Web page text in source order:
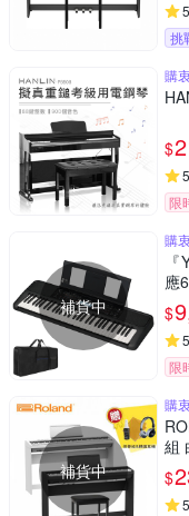
5
挑
購
$
5
限
補貨中
購
應
$
5
限
補貨中
購
組
$
5